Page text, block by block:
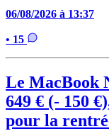
06/08/2026 à 13:37
• 15
Le MacBook
649 € (- 150
pour la